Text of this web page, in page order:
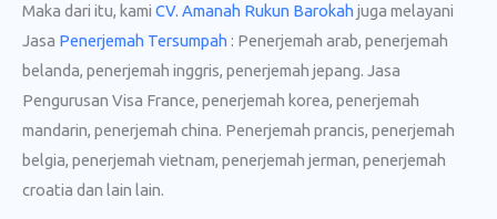
Maka dari itu, kami CV. Amanah Rukun Barokah juga melayani
Jasa Penerjemah Tersumpah : Penerjemah arab, penerjemah
belanda, penerjemah inggris, penerjemah jepang. Jasa
Pengurusan Visa France, penerjemah korea, penerjemah
mandarin, penerjemah china. Penerjemah prancis, penerjemah
belgia, penerjemah vietnam, penerjemah jerman, penerjemah
croatia dan lain lain.